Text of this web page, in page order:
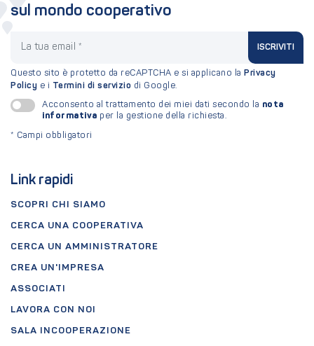
Link rapidi
SCOPRI CHI SIAMO
CERCA UNA COOPERATIVA
CERCA UN AMMINISTRATORE
CREA UN'IMPRESA
ASSOCIATI
LAVORA CON NOI
SALA INCOOPERAZIONE
sul mondo cooperativo
ISCRIVITI
Questo sito è protetto da reCAPTCHA e si applicano la Privacy
Policy e i Termini di servizio di Google.
Acconsento al trattamento dei miei dati secondo la nota
informativa per la gestione della richiesta.
* Campi obbligatori